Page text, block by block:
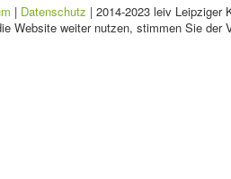
| Datenschutz | 2014-2023 leiv Leipziger
Website weiter nutzen, stimmen Sie der